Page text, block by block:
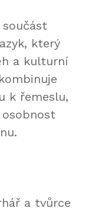
který
a kulturní
k řemeslu,
a tvůrce